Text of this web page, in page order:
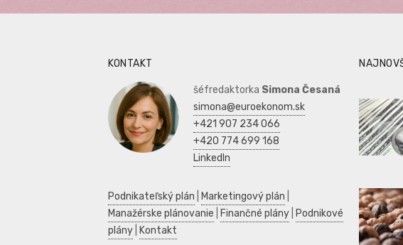
KONTAKT
šéfredaktorka Simona Česaná
simona@euroekonom.sk
+421 907 234 066
+420 774 699 168
LinkedIn
Podnikateľský plán Marketingový plán
Manažérske plánovanie
Finančné plány
Podnikové
plány
Kontakt